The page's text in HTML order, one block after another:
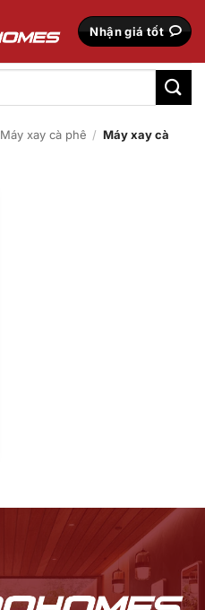
Nhận giá tốt
Máy xay cà phê / Máy xay cà